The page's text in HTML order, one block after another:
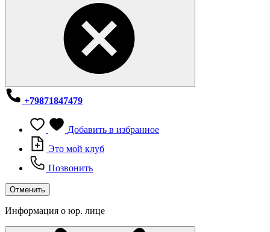
+79871847479
Добавить в избранное
Это мой клуб
Позвонить
Отменить
Информация о юр. лице